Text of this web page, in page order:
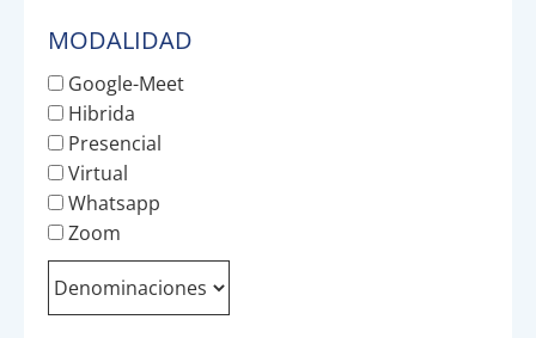
MODALIDAD
Google-Meet
Hibrida
Presencial
Virtual
Whatsapp
Zoom